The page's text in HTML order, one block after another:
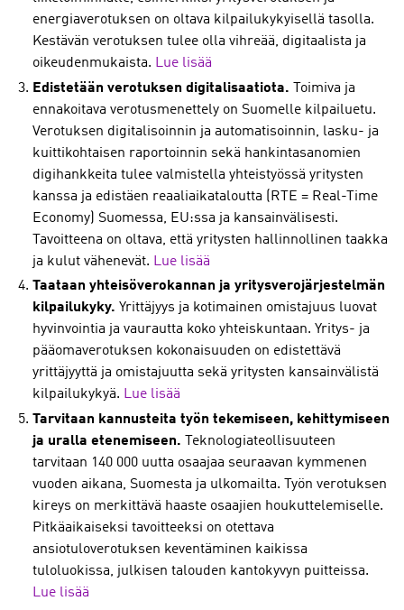
energiaverotuksen on oltava kilpailukykyisellä tasolla.
Kestävän verotuksen tulee olla vihreää, digitaalista ja
oikeudenmukaista. Lue lisää
Edistetään verotuksen digitalisaatiota. Toimiva ja
ennakoitava verotusmenettely on Suomelle kilpailuetu.
Verotuksen digitalisoinnin ja automatisoinnin, lasku- ja
kuittikohtaisen raportoinnin sekä hankintasanomien
digihankkeita tulee valmistella yhteistyössä yritysten
kanssa ja edistäen reaaliaikataloutta (RTE = Real-Time
Economy) Suomessa, EU:ssa ja kansainvälisesti.
Tavoitteena on oltava, että yritysten hallinnollinen taakka
ja kulut vähenevät. Lue lisää
Taataan yhteisöverokannan ja yritysverojärjestelmän
kilpailukyky. Yrittäjyys ja kotimainen omistajuus luovat
hyvinvointia ja vaurautta koko yhteiskuntaan. Yritys- ja
pääomaverotuksen kokonaisuuden on edistettävä
yrittäjyyttä ja omistajuutta sekä yritysten kansainvälistä
kilpailukykyä. Lue lisää
Tarvitaan kannusteita työn tekemiseen, kehittymiseen
ja uralla etenemiseen.
Teknologiateollisuuteen
tarvitaan 140 000 uutta osaajaa seuraavan kymmenen
vuoden aikana, Suomesta ja ulkomailta. Työn verotuksen
kireys on merkittävä haaste osaajien houkuttelemiselle.
Pitkäaikaiseksi tavoitteeksi on otettava
ansiotuloverotuksen keventäminen kaikissa
tuloluokissa, julkisen talouden kantokyvyn puitteissa.
Lue lisää